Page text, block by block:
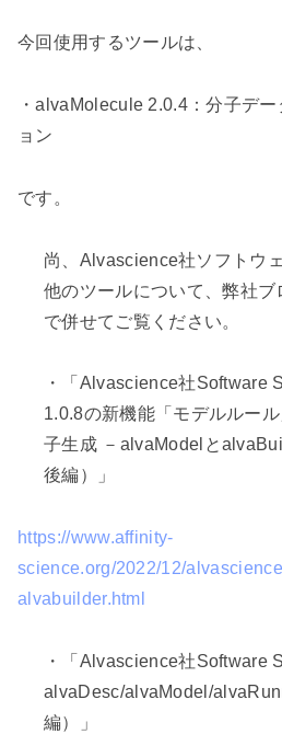
今回使用するツールは、
・alvaMolecule 2.0.4 ：分子デ
ョン
です。
尚、 Alvascience社ソフトウ
他のツールについて、弊社
で併せてご覧ください。
・「 Alvascience社Software
1.0.8の新機能「モデルルー
子生成 － alvaModel と
後編）」
https://www.affinity-
science.org/2022/12/
alvabuilder.html
・「 Alvascience社Software
alvaDesc/alvaModel/
編）」